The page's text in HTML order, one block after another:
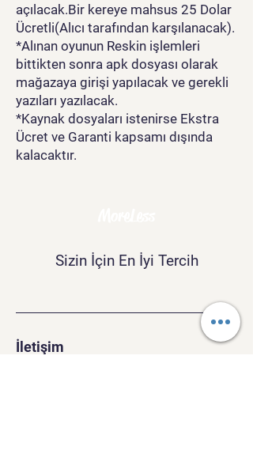
açılacak.Bir kereye mahsus 25 Dolar
Ücretli(Alıcı tarafından karşılanacak).
*Alınan oyunun Reskin işlemleri
bittikten sonra apk dosyası olarak
mağazaya girişi yapılacak ve gerekli
yazıları yazılacak.
*Kaynak dosyaları istenirse Ekstra
Ücret ve Garanti kapsamı dışında
kalacaktır.
Sizin İçin En İyi Tercih
İletişim